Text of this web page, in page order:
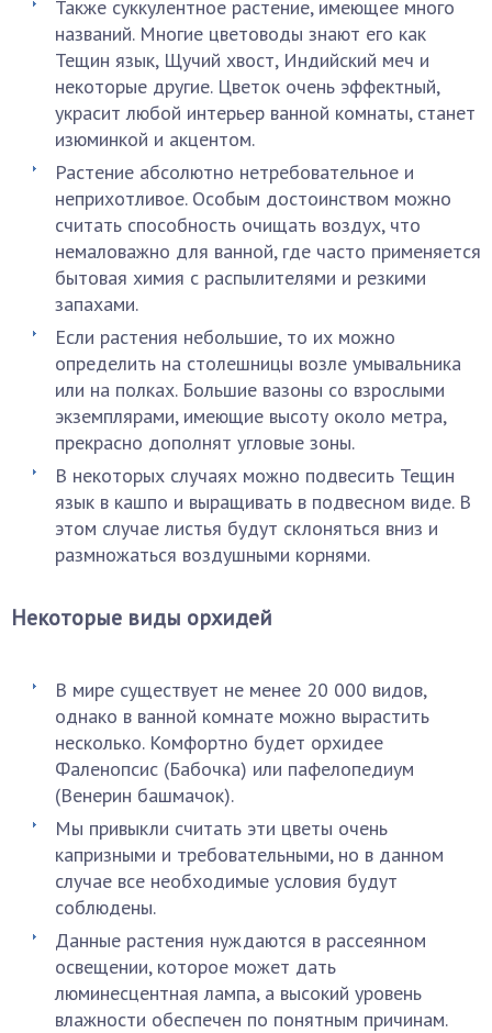
Также суккулентное растение, имеющее много
названий. Многие цветоводы знают его как
Тещин язык, Щучий хвост, Индийский меч и
некоторые другие. Цветок очень эффектный,
украсит любой интерьер ванной комнаты, станет
изюминкой и акцентом.
Растение абсолютно нетребовательное и
неприхотливое. Особым достоинством можно
считать способность очищать воздух, что
немаловажно для ванной, где часто применяется
бытовая химия с распылителями и резкими
запахами.
Если растения небольшие, то их можно
определить на столешницы возле умывальника
или на полках. Большие вазоны со взрослыми
экземплярами, имеющие высоту около метра,
прекрасно дополнят угловые зоны.
В некоторых случаях можно подвесить Тещин
язык в кашпо и выращивать в подвесном виде. В
этом случае листья будут склоняться вниз и
размножаться воздушными корнями.
Некоторые виды орхидей
В мире существует не менее 20 000 видов,
однако в ванной комнате можно вырастить
несколько. Комфортно будет орхидее
Фаленопсис (Бабочка) или пафелопедиум
(Венерин башмачок).
Мы привыкли считать эти цветы очень
капризными и требовательными, но в данном
случае все необходимые условия будут
соблюдены.
Данные растения нуждаются в рассеянном
освещении, которое может дать
люминесцентная лампа, а высокий уровень
влажности обеспечен по понятным причинам.